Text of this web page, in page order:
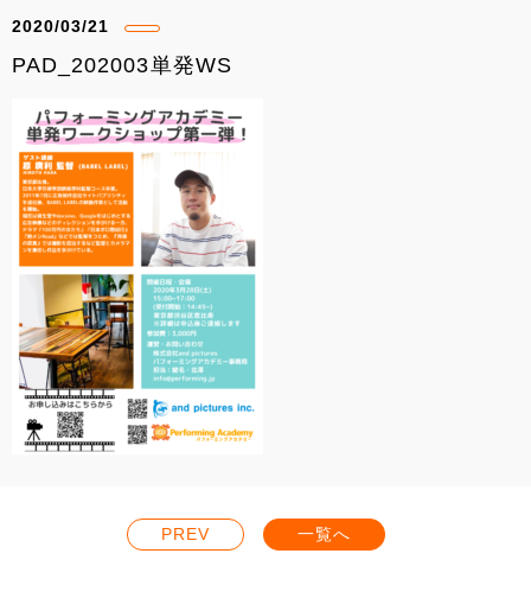
2020/03/21
PAD_202003単発WS
PREV 一覧へ